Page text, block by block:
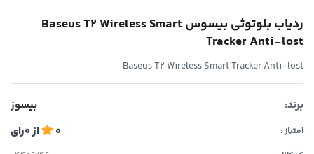
ردیاب بلوتوثی بیسوس Baseus T2 Wireless Smart
Tracker Anti-lost
Baseus T2 Wireless Smart Tracker Anti-lost
برند: بیسوز
امتیاز : 0 از0رای